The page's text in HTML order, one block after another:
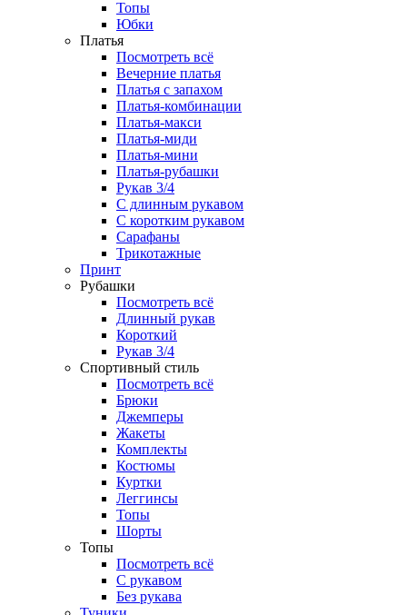
Топы
Юбки
Платья
Посмотреть всё
Вечерние платья
Платья с запахом
Платья-комбинации
Платья-макси
Платья-миди
Платья-мини
Платья-рубашки
Рукав 3/4
С длинным рукавом
С коротким рукавом
Сарафаны
Трикотажные
Принт
Рубашки
Посмотреть всё
Длинный рукав
Короткий
Рукав 3/4
Спортивный стиль
Посмотреть всё
Брюки
Джемперы
Жакеты
Комплекты
Костюмы
Куртки
Леггинсы
Топы
Шорты
Топы
Посмотреть всё
C рукавом
Без рукава